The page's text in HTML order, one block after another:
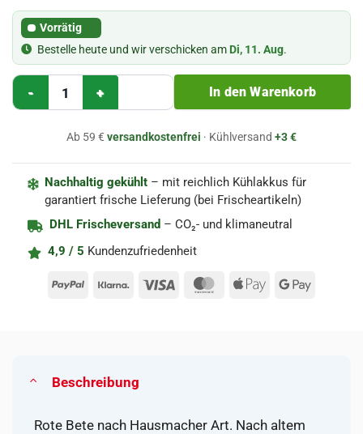
Vorrätig
Bestelle heute und wir verschicken am Di, 11. Aug.
Buraczek obiadowy // Rote Bete 900g - golly's Menge
In den Warenkorb
Ab 59 € versandkostenfrei · Kühlversand +3 €
Nachhaltig gekühlt – mit reichlich Kühlakkus für
garantiert frische Lieferung (bei Frischeartikeln)
DHL Frischeversand – CO₂- und klimaneutral
4,9 / 5 Kundenzufriedenheit
PayPal Klarna Visa MasterCard
Apple Google
Beschreibung
Rote Bete nach Hausmacher Art. Nach altem